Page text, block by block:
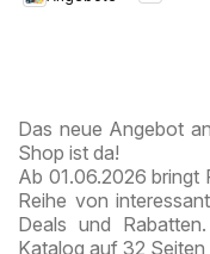
Das neue Angebot
Shop ist da!
Ab 01.06.2026 bringt
Reihe von
Deals und
Katalog auf 32